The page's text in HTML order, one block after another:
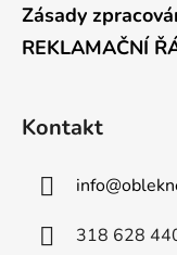
Zásady
REKLAMAČNÍ
Kontakt
info@
318 628